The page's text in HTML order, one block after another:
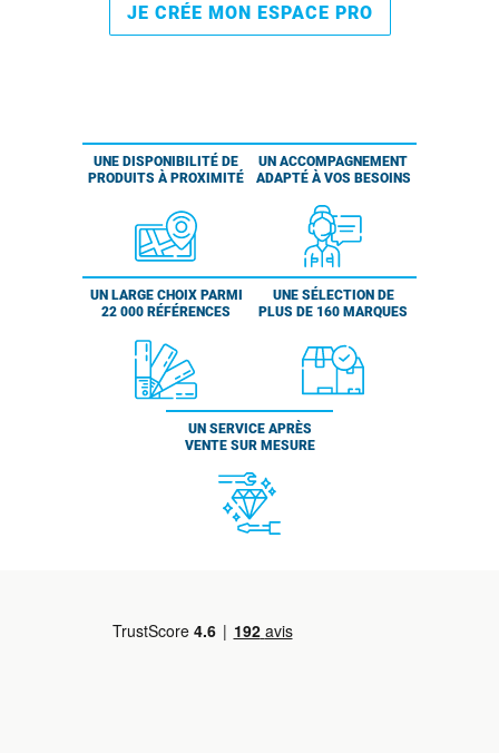
JE CRÉE MON ESPACE PRO
UNE DISPONIBILITÉ DE
PRODUITS À PROXIMITÉ
UN ACCOMPAGNEMENT
ADAPTÉ À VOS BESOINS
UN LARGE CHOIX PARMI
22 000 RÉFÉRENCES
UNE SÉLECTION DE
PLUS DE 160 MARQUES
UN SERVICE APRÈS
VENTE SUR MESURE